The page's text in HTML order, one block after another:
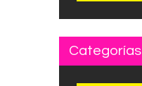
Categorías